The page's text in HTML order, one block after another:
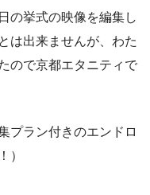
の挙式の映像を編集し
は出来ませんが、わた
ので京都エタニティで
プラン付きのエンドロ
）